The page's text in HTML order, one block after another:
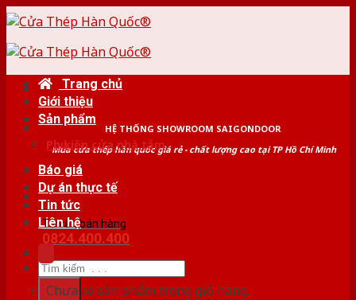
Skip
content
HỆ THỐNG SHOWROOM SAIGONDOOR
Mua cửa thép hàn quốc giá rẻ - chất lượng cao tại TP Hồ Chí Minh
Tư vấn bán hàng
0824.400.400
Tìm
kiếm:
Trang chủ
Giới thiệu
Sản phẩm
Phụ kiện cửa nhà tắm
Báo giá
Dự án thực tế
Tin tức
Liên hệ
Chưa có sản phẩm trong giỏ hàng.